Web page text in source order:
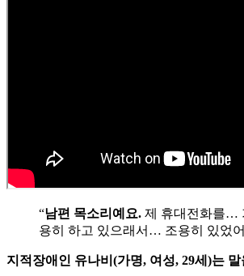
“남편 목소리예요. 제 휴대전화를…
용히 하고 있으래서… 조용히 있었
지적장애인 유나비(가명, 여성, 29세)는